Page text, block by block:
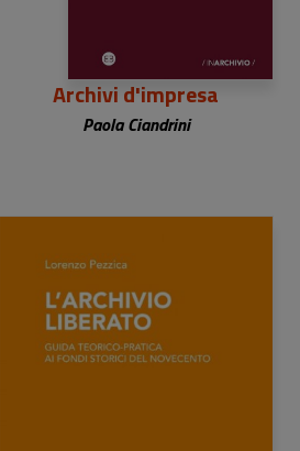
Archivi d'impresa
Paola Ciandrini